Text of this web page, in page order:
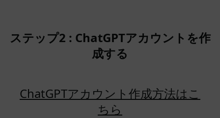
ステップ2 : ChatGPTアカウントを作
成する
ChatGPTアカウント作成方法はこ
ちら